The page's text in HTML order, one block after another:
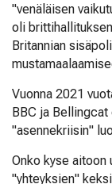
"venäläisen
oli
Britannian
Vuonna 2021
BBC ja
"asennekriisin"
Onko kyse aitoon
"yhteyksien"